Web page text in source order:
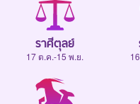
ราศีตุลย์
17 ต.ค.-15 พ.ย.